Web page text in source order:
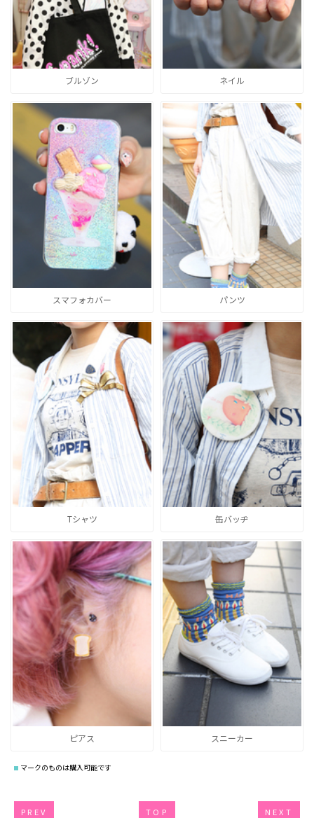
ブルゾン ネイル
スマフォカバー パンツ
Tシャツ 缶バッヂ
ピアス スニーカー
マークのものは購入可能です
PREV TOP NEXT